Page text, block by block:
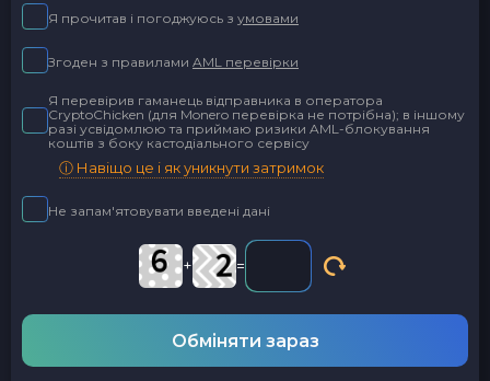
Я прочитав і погоджуюсь з умовами
Згоден з правилами AML перевірки
Я перевірив гаманець відправника в оператора
CryptoChicken (для Monero перевірка не потрібна); в іншому
разі усвідомлюю та приймаю ризики AML-блокування
коштів з боку кастодіального сервісу
ⓘ Навіщо це і як уникнути затримок
Не запам'ятовувати введені дані
+ =
Обміняти зараз